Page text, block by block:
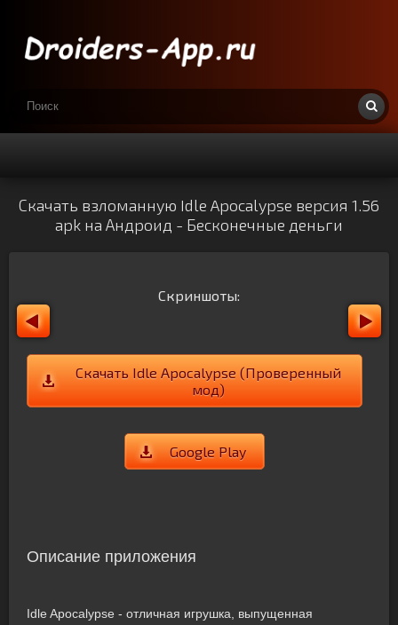
Скачать взломанную Idle Apocalypse версия 1.56
apk на Андроид - Бесконечные деньги
Скриншоты:
Скачать Idle Apocalypse (Проверенный
мод)
Google Play
Описание приложения
Idle Apocalypse - отличная игрушка, выпущенная